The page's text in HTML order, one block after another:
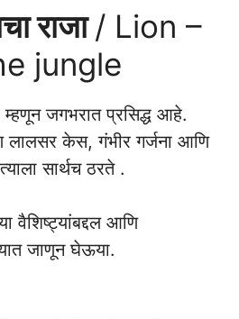
राजा/ Lion –
jungle
म्हणून जगभरात प्रसिद्ध आहे.
लालसर केस, गंभीर गर्जना आणि
सार्थच ठरते .
वैशिष्ट्यांबद्दल आणि
जाणून घेऊया.